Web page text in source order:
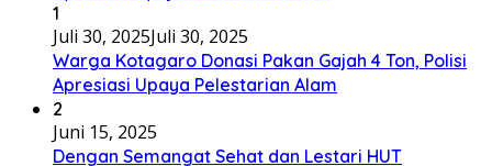
1
Juli 30, 2025Juli 30, 2025
Warga Kotagaro Donasi Pakan Gajah 4 Ton, Polisi
Apresiasi Upaya Pelestarian Alam
2
Juni 15, 2025
Dengan Semangat Sehat dan Lestari HUT